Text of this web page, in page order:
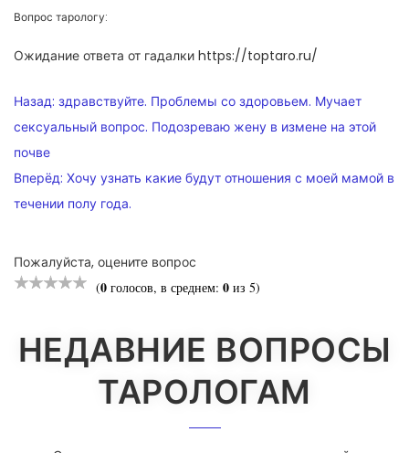
Вопрос тарологу:
Ожидание ответа от гадалки https://toptaro.ru/
НАВИГАЦИЯ
ПО
ЗАПИСЯМ
Назад: здравствуйте. Проблемы со здоровьем. Мучает
сексуальный вопрос. Подозреваю жену в измене на этой
почве
Вперёд: Хочу узнать какие будут отношения с моей мамой в
течении полу года.
Пожалуйста, оцените вопрос
(0 голосов, в среднем: 0 из 5)
НЕДАВНИЕ ВОПРОСЫ
ТАРОЛОГАМ